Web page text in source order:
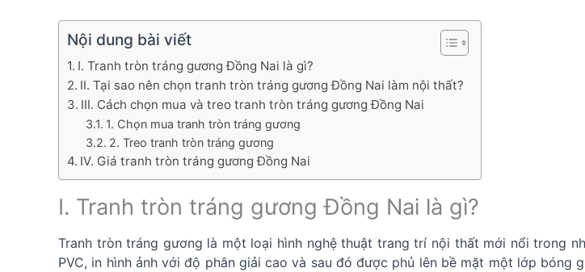
Nội dung bài viết
I. Tranh tròn tráng gương Đồng Nai là gì?
II. Tại sao nên chọn tranh tròn tráng gương Đồng Nai làm nội thất?
III. Cách chọn mua và treo tranh tròn tráng gương Đồng Nai
1. Chọn mua tranh tròn tráng gương
2. Treo tranh tròn tráng gương
IV. Giá tranh tròn tráng gương Đồng Nai
I. Tranh tròn tráng gương Đồng Nai là gì?
Tranh tròn tráng gương là một loại hình nghệ thuật trang trí nội thất mới nổi trong
PVC, in hình ảnh với độ phân giải cao và sau đó được phủ lên bề mặt một lớp